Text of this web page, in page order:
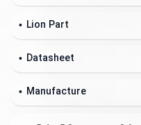
Lion Part
Datasheet
Manufacture